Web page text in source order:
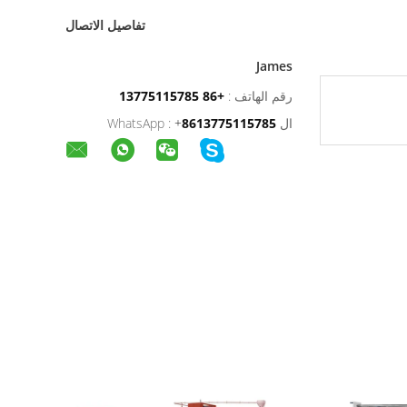
تفاصيل الاتصال
James
رقم الهاتف : +86 13775115785
ال WhatsApp :
+8613775115785